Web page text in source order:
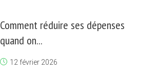
Comment réduire ses dépenses
quand on...
12 février 2026